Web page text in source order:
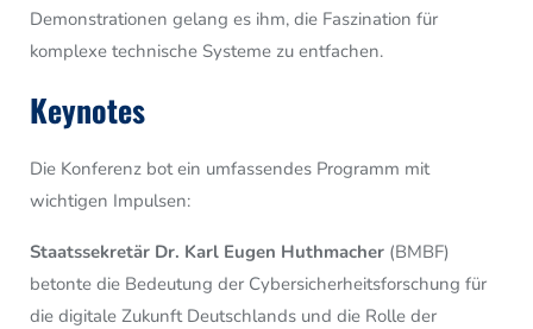
Demonstrationen gelang es ihm, die Faszination für
komplexe technische Systeme zu entfachen.
Keynotes
Die Konferenz bot ein umfassendes Programm mit
wichtigen Impulsen:
Staatssekretär Dr. Karl Eugen Huthmacher (BMBF)
betonte die Bedeutung der Cybersicherheitsforschung für
die digitale Zukunft Deutschlands und die Rolle der